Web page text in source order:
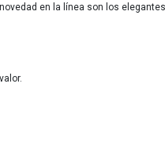
en la línea son los